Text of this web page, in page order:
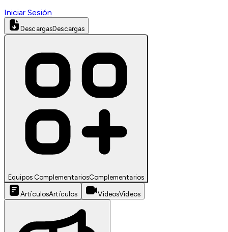
Iniciar Sesión
DescargasDescargas
Equipos ComplementariosComplementarios
ArtículosArtículos VideosVideos